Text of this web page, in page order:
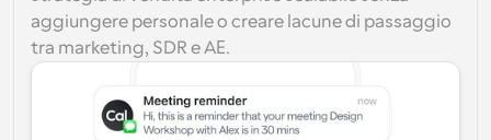
aggiungere personale o creare lacune di passaggio
tra marketing, SDR e AE.